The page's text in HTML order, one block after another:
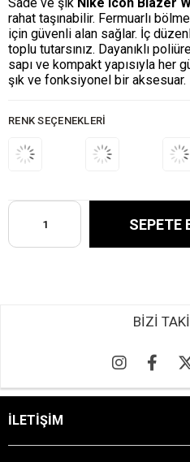
rahat taşınabilir. Fermuarlı
için güvenli alan sağlar. İç
toplu tutarsınız. Dayanıklı
sapı ve kompakt yapısıyla her
şık ve fonksiyonel bir aksesuar.
RENK SEÇENEKLERI
BİZİ
İLETİŞİM